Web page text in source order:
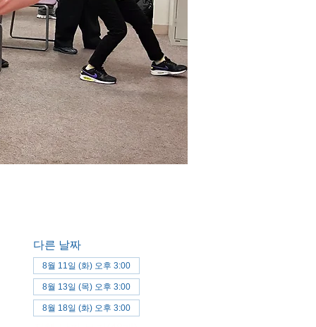
다른 날짜
8월 11일 (화) 오후 3:00
8월 13일 (목) 오후 3:00
8월 18일 (화) 오후 3:00